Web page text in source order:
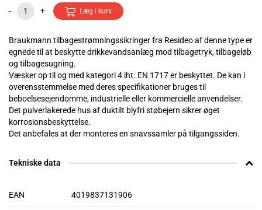
- + Læg i kurv
Braukmann tilbagestrømningssikringer fra Resideo af denne type er
egnede til at beskytte drikkevandsanlæg mod tilbagetryk, tilbageløb
og tilbagesugning.
Væsker op til og med kategori 4 iht. EN 1717 er beskyttet. De kan i
overensstemmelse med deres specifikationer bruges til
beboelsesejendomme, industrielle eller kommercielle anvendelser.
Det pulverlakerede hus af duktilt blyfri støbejern sikrer øget
korrosionsbeskyttelse.
Det anbefales at der monteres en snavssamler på tilgangssiden.
Tekniske data
EAN 4019837131906